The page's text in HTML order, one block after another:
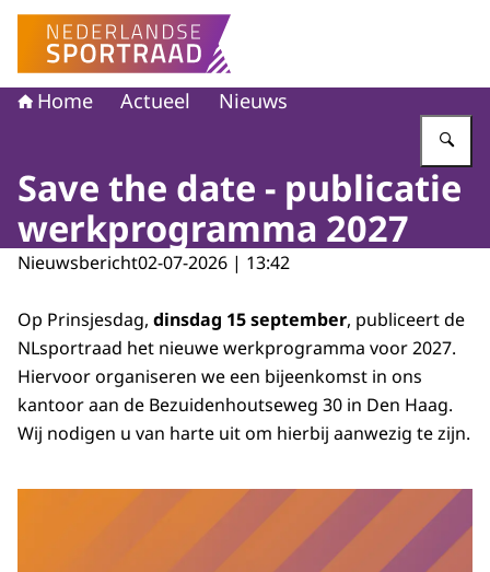
Naar de homepage van Nederlandse Sportraad
Home Actueel Nieuws
Save the date - publicatie
werkprogramma 2027
Nieuwsbericht02-07-2026 | 13:42
Op Prinsjesdag, dinsdag 15 september, publiceert de
NLsportraad het nieuwe werkprogramma voor 2027.
Hiervoor organiseren we een bijeenkomst in ons
kantoor aan de Bezuidenhoutseweg 30 in Den Haag.
Wij nodigen u van harte uit om hierbij aanwezig te zijn.